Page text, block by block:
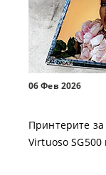
06 Фев 2026
Принтерите за
Virtuoso SG500